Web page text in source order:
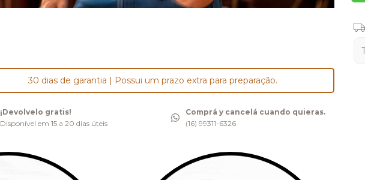
30 dias de garantia | Possui um prazo extra para preparação.
¡Devolvelo gratis!
Disponível em 15 a 20 dias úteis
Comprá y cancelá cuando quieras.
(16) 99311-6326